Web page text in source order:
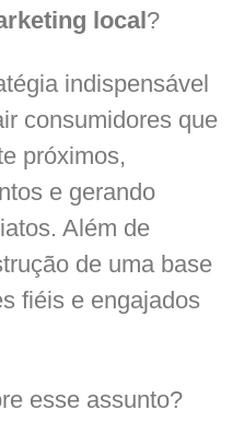
local?
indispensável
consumidores que
próximos,
e gerando
Além de
de uma base
fiéis e engajados
esse assunto?